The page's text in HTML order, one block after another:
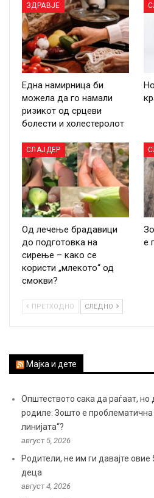
ЗДРАВЈЕ
Една намирница би
можела да го намали
ризикот од срцеви
болести и холестеролот
СЛАЈДЕР
Од лечење брадавици
до подготовка на
сирење – како се
користи „млекото“ од
смокви?
е
ПРЕТХОДНО СЛЕДНО
Мајка и дете
Општеството сака да раѓаат, но
родиле: Зошто е
линијата“?
август 5, 2026
Родители, не им ги давајте
деца
август 4, 2026